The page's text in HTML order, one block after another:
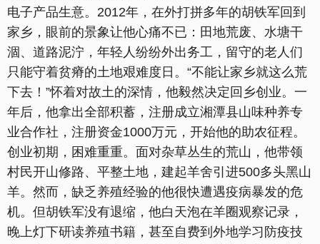
电子产品生意。2012年，在外打拼多年的胡铁军回到
家乡，眼前的景象让他心痛不已：田地荒废、水塘干
涸、道路泥泞，年轻人纷纷外出务工，留守的老人们
只能守着贫瘠的土地艰难度日。“不能让家乡就这么荒
下去！”怀着对故土的深情，他毅然决定回乡创业。一
年后，他拿出全部积蓄，注册成立湘潭县山味种养专
业合作社，注册资金1000万元，开始他的助农征程。
创业初期，困难重重。面对杂草丛生的荒山，他带领
村民开山修路、平整土地，建起羊舍引进500多头黑山
羊。然而，缺乏养殖经验的他很快遭遇疫病暴发的危
机。但胡铁军没有退缩，他白天泡在羊圈观察记录，
晚上灯下研读养殖书籍，甚至自费到外地学习防疫技